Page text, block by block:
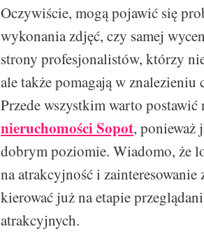
Oczywiście, mogą pojawić się
wykonania zdjęć, czy samej
strony profesjonalistów, którzy
ale także pomagają w
Przede wszystkim warto
nieruchomości Sopot, ponieważ
dobrym poziomie. Wiadomo, że
na atrakcyjność i
kierować już na etapie
atrakcyjnych.